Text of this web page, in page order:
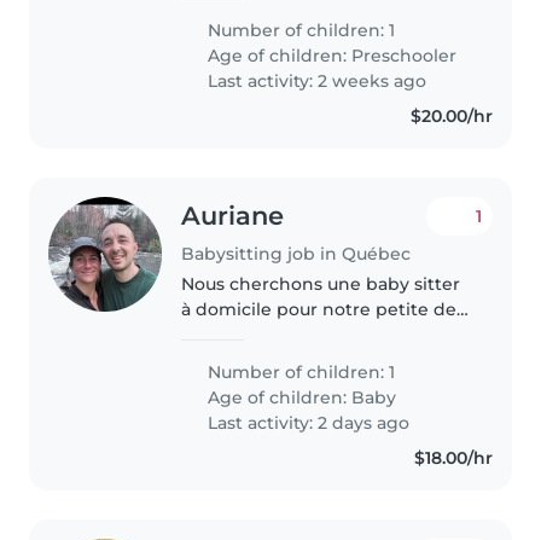
chaleureuse et attentive pour le
garder, en français, à la maison.
N'hésitez pas à communiquer..
Number of children: 1
Age of children: Preschooler
Last activity: 2 weeks ago
$20.00/hr
Auriane
Babysitting job in Québec
1
Nous cherchons une baby sitter
à domicile pour notre petite de
2026. Nous souhaitons pouvoir
courir le demi marathon et avons
besoin de quelqu'un de
confiance..
Number of children: 1
Age of children: Baby
Last activity: 2 days ago
$18.00/hr